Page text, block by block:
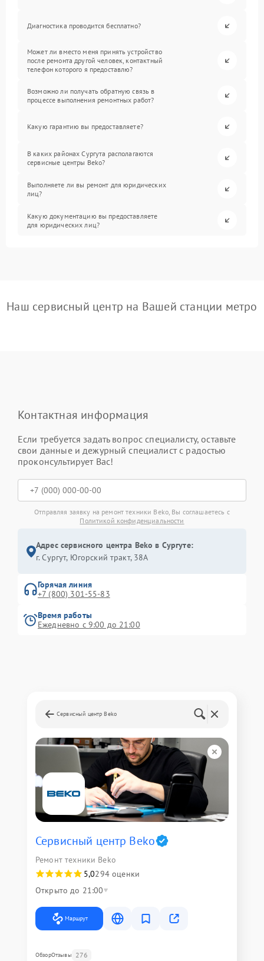
Диагностика проводится бесплатно?
Может ли вместо меня принять устройство
после ремонта другой человек, контактный
телефон которого я предоставлю?
Возможно ли получать обратную связь в
процессе выполнения ремонтных работ?
Какую гарантию вы предоставляете?
В каких районах Сургута располагаются
сервисные центры Beko?
Выполняете ли вы ремонт для юридических
лиц?
Какую документацию вы предоставляете
для юридических лиц?
Наш сервисный центр на Вашей станции метро
Контактная информация
Если требуется задать вопрос специалисту, оставьте
свои данные и дежурный специалист с радостью
проконсультирует Вас!
Отправляя заявку на ремонт техники Beko, Вы соглашаетесь с
Политикой конфиденциальности
Адрес сервисного центра Beko в Сургуте:
г. Сургут, Югорский тракт, 38А
Горячая линия
+7 (800) 301-55-83
Время работы
Ежедневно с 9:00 до 21:00
Сервисный центр Beko
Сервисный центр Beko
Ремонт техники Beko
5,0294 оценки
Открыто до 21:00
Маршрут
ОбзорОтзывы 276